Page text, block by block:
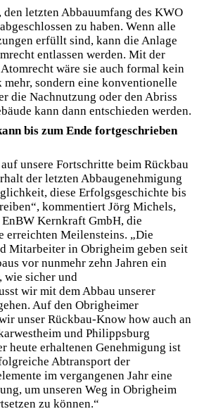
letzten Abbauumfang des KWO
zu haben. Wenn alle
erfüllt sind, kann die Anlage
entlassen werden. Mit der
wäre sie auch formal kein
sondern eine konventionelle
die Nachnutzung oder den Abriss
kann dann entschieden werden.
bis zum Ende fortgeschrieben
unsere Fortschritte beim Rückbau
der letzten Abbaugenehmigung
diese Erfolgsgeschichte bis
kommentiert Jörg Michels,
Kernkraft GmbH, die
erreichten Meilensteins. „Die
Mitarbeiter in Obrigheim geben seit
vor nunmehr zehn Jahren ein
wie sicher und
wir mit dem Abbau unserer
Auf den Obrigheimer
unser Rückbau-Know how auch an
und Philippsburg
heute erhaltenen Genehmigung ist
Abtransport der
im vergangenen Jahr eine
um unseren Weg in Obrigheim
zu können.“